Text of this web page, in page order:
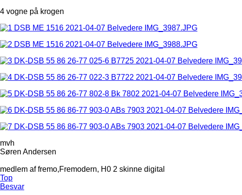
4 vogne på krogen
mvh
Søren Andersen
medlem af fremo,Fremodern, H0 2 skinne digital
Top
Besvar